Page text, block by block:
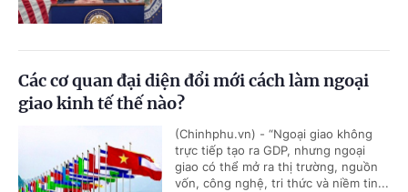
Các cơ quan đại diện đổi mới cách làm ngoại
giao kinh tế thế nào?
(Chinhphu.vn) - “Ngoại giao không
trực tiếp tạo ra GDP, nhưng ngoại
giao có thể mở ra thị trường, nguồn
vốn, công nghệ, tri thức và niềm tin...